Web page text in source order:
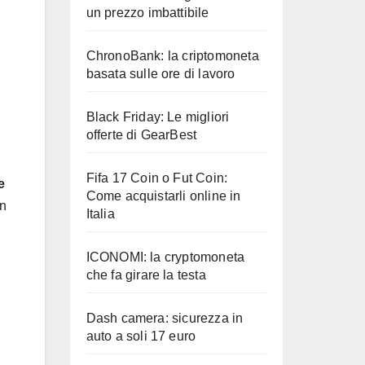
un prezzo imbattibile
ChronoBank: la criptomoneta
basata sulle ore di lavoro
Black Friday: Le migliori
offerte di GearBest
Fifa 17 Coin o Fut Coin:
Come acquistarli online in
Italia
ICONOMI: la cryptomoneta
che fa girare la testa
Dash camera: sicurezza in
auto a soli 17 euro